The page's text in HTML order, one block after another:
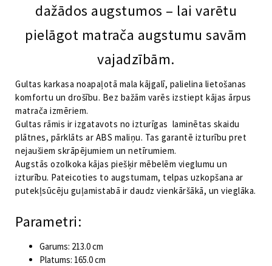
dažādos augstumos – lai varētu
pielāgot matrača augstumu savām
vajadzībām.
Gultas karkasa noapaļotā mala kājgalī, palielina lietošanas
komfortu un drošību. Bez bažām varēs izstiept kājas ārpus
matrača izmēriem.
Gultas rāmis ir izgatavots no izturīgas laminētas skaidu
plātnes, pārklāts ar ABS maliņu. Tas garantē izturību pret
nejaušiem skrāpējumiem un netīrumiem.
Augstās ozolkoka kājas piešķir mēbelēm vieglumu un
izturību. Pateicoties to augstumam, telpas uzkopšana ar
putekļsūcēju guļamistabā ir daudz vienkāršākā, un vieglāka.
Parametri:
Garums: 213.0 cm
Platums: 165.0 cm